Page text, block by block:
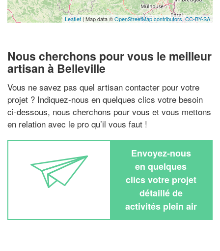
Leaflet | Map data ©OpenStreetMap contributors,CC-BY-SA
Nous cherchons pour vous le meilleur
artisan à Belleville
Vous ne savez pas quel artisan contacter pour votre
projet ? Indiquez-nous en quelques clics votre besoin
ci-dessous, nous cherchons pour vous et vous mettons
en relation avec le pro qu’il vous faut !
Envoyez-nous
en quelques
clics votre projet
détaillé de
activités plein air